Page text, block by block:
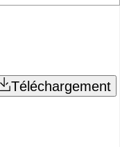
Téléchargement